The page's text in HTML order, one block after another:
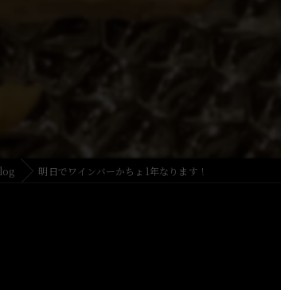
明日でワインバーかちょ1年なります！